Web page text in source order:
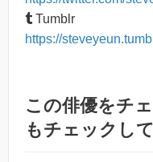
Tumblr
https://
この俳優をチ
もチェックし